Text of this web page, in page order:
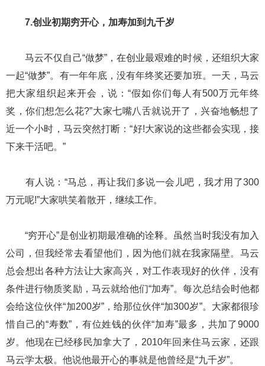
7.创业初期穷开心，加寿加到九千岁
马云不仅自己“做梦”，在创业最艰难的时候，还组织大家
一起“做梦”。有一年年底，没有年终奖还要加班。一天，马云
把大家组织起来开会，说：“假如你们每人有500万元年终
奖，你们想怎么花?”大家七嘴八舌就说开了，兴奋地畅想了
近一个小时，马云突然打断：“好!大家说的这些都会实现，接
下来干活吧。”
有人说：“马总，再让我们多说一会儿吧，我才用了300
万元呢!”大家哄笑着散开，继续工作。
“穷开心”是创业初期最准确的诠释。虽然当时我没有加入
公司，但我经常去看望他们，因为他们就在我家隔壁。马云
总会想出各种方法让大家高兴，对工作表现好的伙伴，没有
条件进行物质奖励，马云就给他们“加寿”。每次总结会时他都
会给这位伙伴“加200岁”，给那位伙伴“加300岁”。大家都很珍
惜自己的“寿数”，有位姓钱的伙伴“加寿”最多，共加了9000
岁。他现在已经移民加拿大了，2010年回来住马云家，还跟
马云学太极。他说他最开心的事就是他曾经是“九千岁”。